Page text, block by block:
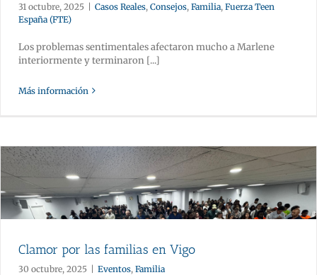
31 octubre, 2025 Casos Reales, Consejos, Familia, Fuerza Teen
España (FTE)
Los problemas sentimentales afectaron mucho a Marlene
interiormente y terminaron [...]
Más información
Clamor por las familias en Vigo
30 octubre, 2025 Eventos, Familia